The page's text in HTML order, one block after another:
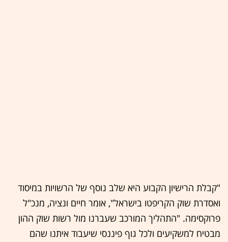
"קבלת הרישיון הקבוע היא שלב נוסף של הרשויות במיסוד
ואסדרת שוק הקריפטו בישראל", אומר חיים ונציה, מנכ"ל
פרוקסימה. "התהליך המורכב שעברנו מול רשות שוק ההון
מבטיח למשקיעים ולכל גוף פיננסי שיעבוד איתנו שהם